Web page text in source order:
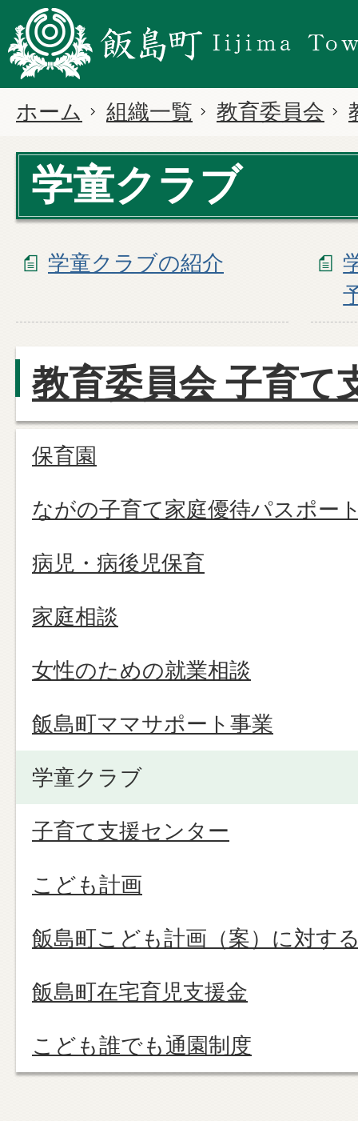
ホーム 組織一覧 教育委員会
学童クラブ
学童クラブの紹介
教育委員会 子育て
保育園
ながの子育て家庭優待パスポー
病児・病後児保育
家庭相談
女性のための就業相談
飯島町ママサポート事業
学童クラブ
子育て支援センター
こども計画
飯島町こども計画（案）に対す
飯島町在宅育児支援金
こども誰でも通園制度